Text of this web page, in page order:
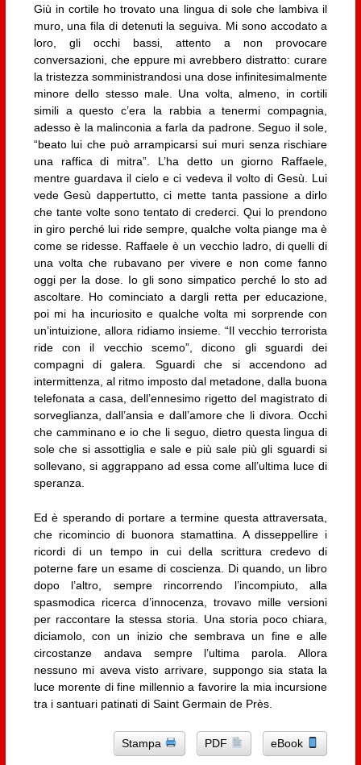
Giù in cortile ho trovato una lingua di sole che lambiva il
muro, una fila di detenuti la seguiva. Mi sono accodato a
loro, gli occhi bassi, attento a non provocare
conversazioni, che eppure mi avrebbero distratto: curare
la tristezza somministrandosi una dose infinitesimalmente
minore dello stesso male. Una volta, almeno, in cortili
simili a questo c’era la rabbia a tenermi compagnia,
adesso è la malinconia a farla da padrone. Seguo il sole,
“beato lui che può arrampicarsi sui muri senza rischiare
una raffica di mitra”. L’ha detto un giorno Raffaele,
mentre guardava il cielo e ci vedeva il volto di Gesù. Lui
vede Gesù dappertutto, ci mette tanta passione a dirlo
che tante volte sono tentato di crederci. Qui lo prendono
in giro perché lui ride sempre, qualche volta piange ma è
come se ridesse. Raffaele è un vecchio ladro, di quelli di
una volta che rubavano per vivere e non come fanno
oggi per la dose. Io gli sono simpatico perché lo sto ad
ascoltare. Ho cominciato a dargli retta per educazione,
poi mi ha incuriosito e qualche volta mi sorprende con
un’intuizione, allora ridiamo insieme. “Il vecchio terrorista
ride con il vecchio scemo”, dicono gli sguardi dei
compagni di galera. Sguardi che si accendono ad
intermittenza, al ritmo imposto dal metadone, dalla buona
telefonata a casa, dell’ennesimo rigetto del magistrato di
sorveglianza, dall’ansia e dall’amore che li divora. Occhi
che camminano e io che li seguo, dietro questa lingua di
sole che si assottiglia e sale e più sale più gli sguardi si
sollevano, si aggrappano ad essa come all’ultima luce di
speranza.
Ed è sperando di portare a termine questa attraversata,
che ricomincio di buonora stamattina. A disseppellire i
ricordi di un tempo in cui della scrittura credevo di
poterne fare un esame di coscienza. Di quando, un libro
dopo l’altro, sempre rincorrendo l’incompiuto, alla
spasmodica ricerca d’innocenza, trovavo mille versioni
per raccontare la stessa storia. Una storia poco chiara,
diciamolo, con un inizio che sembrava un fine e alle
circostanze andava sempre l’ultima parola. Allora
nessuno mi aveva visto arrivare, suppongo sia stata la
luce morente di fine millennio a favorire la mia incursione
tra i santuari patinati di Saint Germain de Près.
Stampa PDF eBook